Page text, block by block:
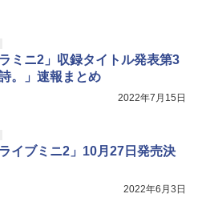
ラミニ2」収録タイトル発表第3
。」速報まとめ
2022年7月15日
ライブミニ2」10月27日発売決
2022年6月3日